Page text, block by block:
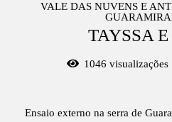
VALE DAS NUVENS E
TAYSSA
1046 visualizações
Ensaio externo na serra de